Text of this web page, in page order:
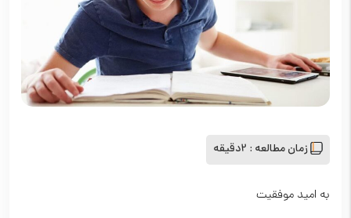
زمان مطالعه : 2دقیقه
به امید موفقیت